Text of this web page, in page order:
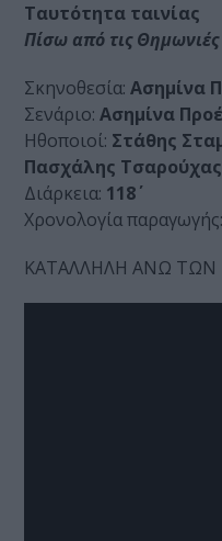
Ταυτότητα ταινίας
Πίσω από τις Θημωνιές
Σκηνοθεσία: Ασημίνα
Σενάριο: Ασημίνα
Ηθοποιοί: Στάθης
Πασχάλης Τσαρούχας
Διάρκεια: 118΄
Χρονολογία παραγωγής:
ΚΑΤΑΛΛΗΛΗ ΑΝΩ ΤΩΝ